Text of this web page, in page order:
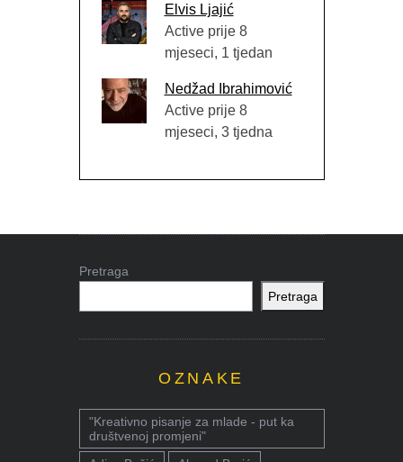
Elvis Ljajić
Active prije 8
mjeseci, 1 tjedan
Nedžad Ibrahimović
Active prije 8
mjeseci, 3 tjedna
Pretraga
Pretraga
OZNAKE
"Kreativno pisanje za mlade - put ka
društvenoj promjeni"